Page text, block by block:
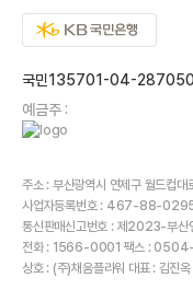
국민135701-04-287050(
예금주 :
주소 : 부산광역시 연제구 월드컵
사업자등록번호 : 467-88-
통신판매신고번호 : 제2023-부
전화 : 1566-0001 팩스 :
상호 : (주)채움플라워 대표 : 김진